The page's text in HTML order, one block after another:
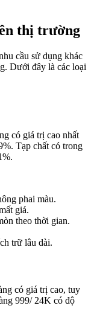
thị trường​
cầu sử dụng khác
Dưới đây là các loại
có giá trị cao nhất
Tạp chất có trong
phai màu.
giá.
theo thời gian.
trữ lâu dài.
có giá trị cao, tuy
999/ 24K có độ